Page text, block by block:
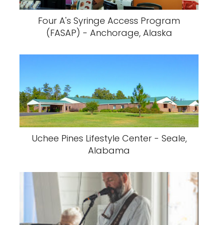
Four A's Syringe Access Program
(FASAP) - Anchorage, Alaska
Uchee Pines Lifestyle Center - Seale,
Alabama